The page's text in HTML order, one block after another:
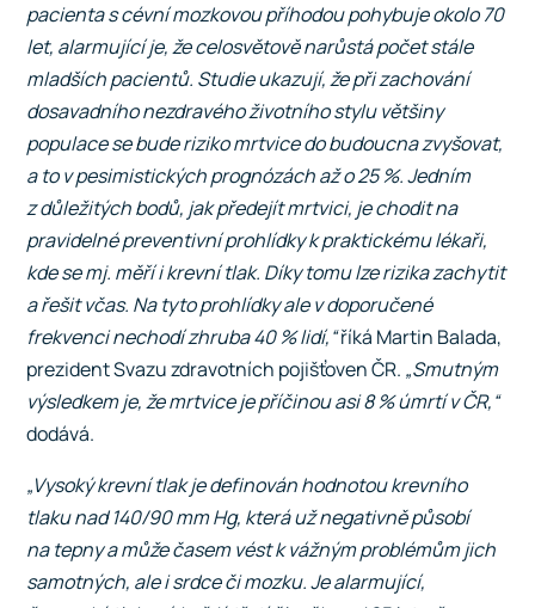
pacienta s cévní mozkovou příhodou pohybuje okolo 70
let, alarmující je, že celosvětově narůstá počet stále
mladších pacientů. Studie ukazují, že při zachování
dosavadního nezdravého životního stylu většiny
populace se bude riziko mrtvice do budoucna zvyšovat,
a to v pesimistických prognózách až o 25 %. Jedním
z důležitých bodů, jak předejít mrtvici, je chodit na
pravidelné preventivní prohlídky k praktickému lékaři,
kde se mj. měří i krevní tlak. Díky tomu lze rizika zachytit
a řešit včas. Na tyto prohlídky ale v doporučené
frekvenci nechodí zhruba 40 % lidí,“říká Martin Balada,
prezident Svazu zdravotních pojišťoven ČR. „Smutným
výsledkem je, že mrtvice je příčinou asi 8 % úmrtí v ČR,“
dodává.
„Vysoký krevní tlak je definován hodnotou krevního
tlaku nad 140/90 mm Hg, která už negativně působí
na tepny a může časem vést k vážným problémům jich
samotných, ale i srdce či mozku. Je alarmující,